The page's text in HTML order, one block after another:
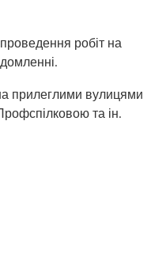
робіт на
прилеглими вулицями
та ін.